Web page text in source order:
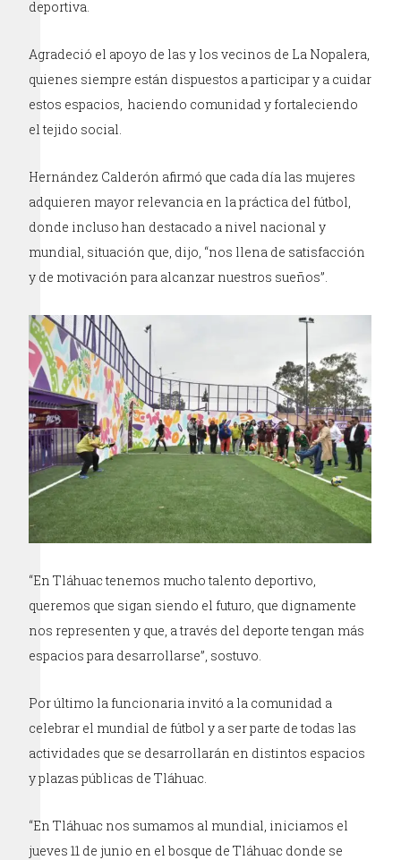
deportiva.
Agradeció el apoyo de las y los vecinos de La Nopalera,
quienes siempre están dispuestos a participar y a cuidar
estos espacios, haciendo comunidad y fortaleciendo
el tejido social.
Hernández Calderón afirmó que cada día las mujeres
adquieren mayor relevancia en la práctica del fútbol,
donde incluso han destacado a nivel nacional y
mundial, situación que, dijo, “nos llena de satisfacción
y de motivación para alcanzar nuestros sueños”.
“En Tláhuac tenemos mucho talento deportivo,
queremos que sigan siendo el futuro, que dignamente
nos representen y que, a través del deporte tengan más
espacios para desarrollarse”, sostuvo.
Por último la funcionaria invitó a la comunidad a
celebrar el mundial de fútbol y a ser parte de todas las
actividades que se desarrollarán en distintos espacios
y plazas públicas de Tláhuac.
“En Tláhuac nos sumamos al mundial, iniciamos el
jueves 11 de junio en el bosque de Tláhuac donde se